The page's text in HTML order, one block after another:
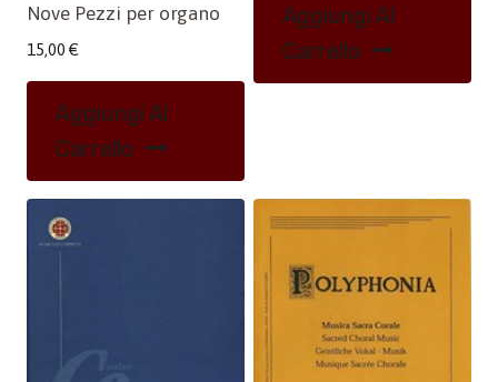
Nove Pezzi per organo
15,00 €
Aggiungi Al
Carrello
Aggiungi Al
Carrello